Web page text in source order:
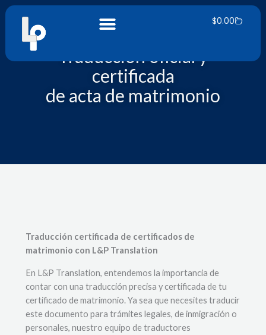
contenido
$0.00Carrito
Traducción oficial y
certificada
de acta de matrimonio
Traducción certificada de certificados de
matrimonio con L&P Translation
En L&P Translation, entendemos la importancia de
contar con una traducción precisa y certificada de tu
certificado de matrimonio. Ya sea que necesites traducir
este documento para trámites legales, de inmigración o
personales, nuestro equipo de traductores